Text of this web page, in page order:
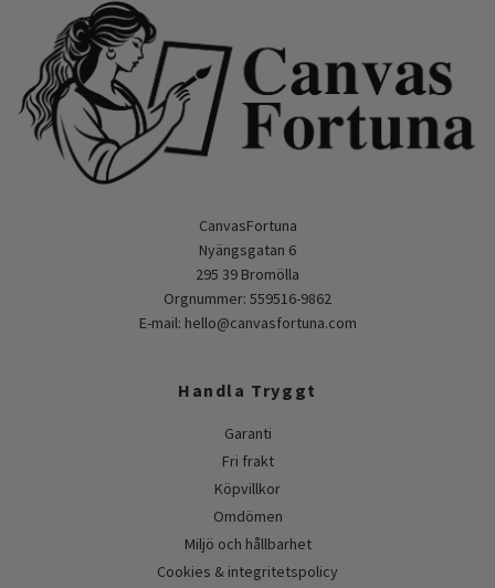
CanvasFortuna
Nyängsgatan 6
295 39 Bromölla
Orgnummer: 559516-9862
E-mail: hello@canvasfortuna.com
Handla Tryggt
Garanti
Fri frakt
Köpvillkor
Omdömen
Miljö och hållbarhet
Cookies & integritetspolicy